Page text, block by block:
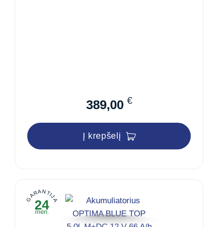
389,00 €
Į krepšelį
GARANTIJA
24
mėn.